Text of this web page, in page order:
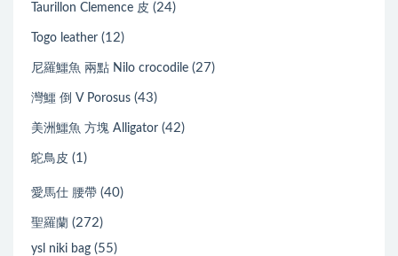
Taurillon Clemence 皮 (24)
Togo leather (12)
尼羅鱷魚 兩點 Nilo crocodile (27)
灣鱷 倒 V Porosus (43)
美洲鱷魚 方塊 Alligator (42)
鴕鳥皮 (1)
愛馬仕 腰帶 (40)
聖羅蘭 (272)
ysl niki bag (55)